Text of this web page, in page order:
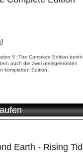
V: The Complete Edition
auch die zwei preisgekrönten
kompletten Edition.
Earth - Rising